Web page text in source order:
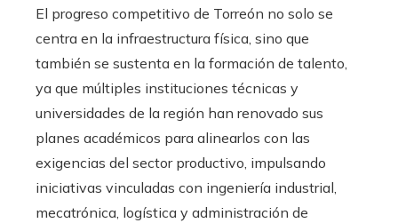
El progreso competitivo de Torreón no solo se
centra en la infraestructura física, sino que
también se sustenta en la formación de talento,
ya que múltiples instituciones técnicas y
universidades de la región han renovado sus
planes académicos para alinearlos con las
exigencias del sector productivo, impulsando
iniciativas vinculadas con ingeniería industrial,
mecatrónica, logística y administración de